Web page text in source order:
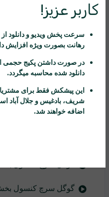
سئو سایت های
سئو سایت های
گوگل سرچ کنسول
گوگل سرچ کنسول
گوگل سرچ کنسول
گوگل سرچ کنسول
گوگل سرچ کنسول
کاربر عزیز!
سرعت پخش ویدیو و دانلود
رهانت بصورت ویژه افزایش
در صورت داشتن پکیج حجمی
دانلود شده محاسبه میگردد.
این پیشکش فقط برای
شریف، بادغیس و جلال آباد
اضافه خواهند شد.